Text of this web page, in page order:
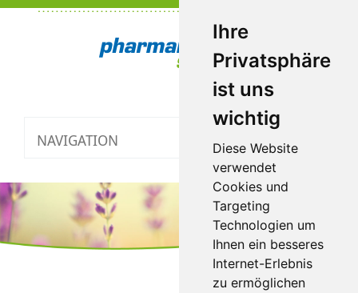
Ihre
Privatsphäre
ist uns
wichtig
Diese Website
verwendet
Cookies und
Targeting
Technologien um
Ihnen ein besseres
Internet-Erlebnis
zu ermöglichen
NAVIGATION